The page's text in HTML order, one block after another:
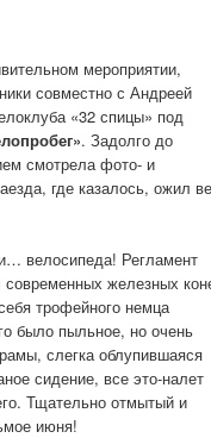
мероприятии,
совместно с Андреей
«32 спицы» под
. Задолго до
смотрела фото- и
где казалось, ожил
велосипеда! Регламент
современных железных
трофейного немца
было пыльное, но очень
слегка облупившаяся
сидение, все это-налет
Тщательно отмытый и
июня!